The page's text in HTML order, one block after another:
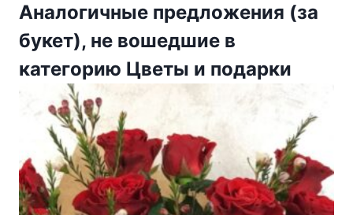
Аналогичные предложения (за
букет), не вошедшие в
категорию Цветы и подарки